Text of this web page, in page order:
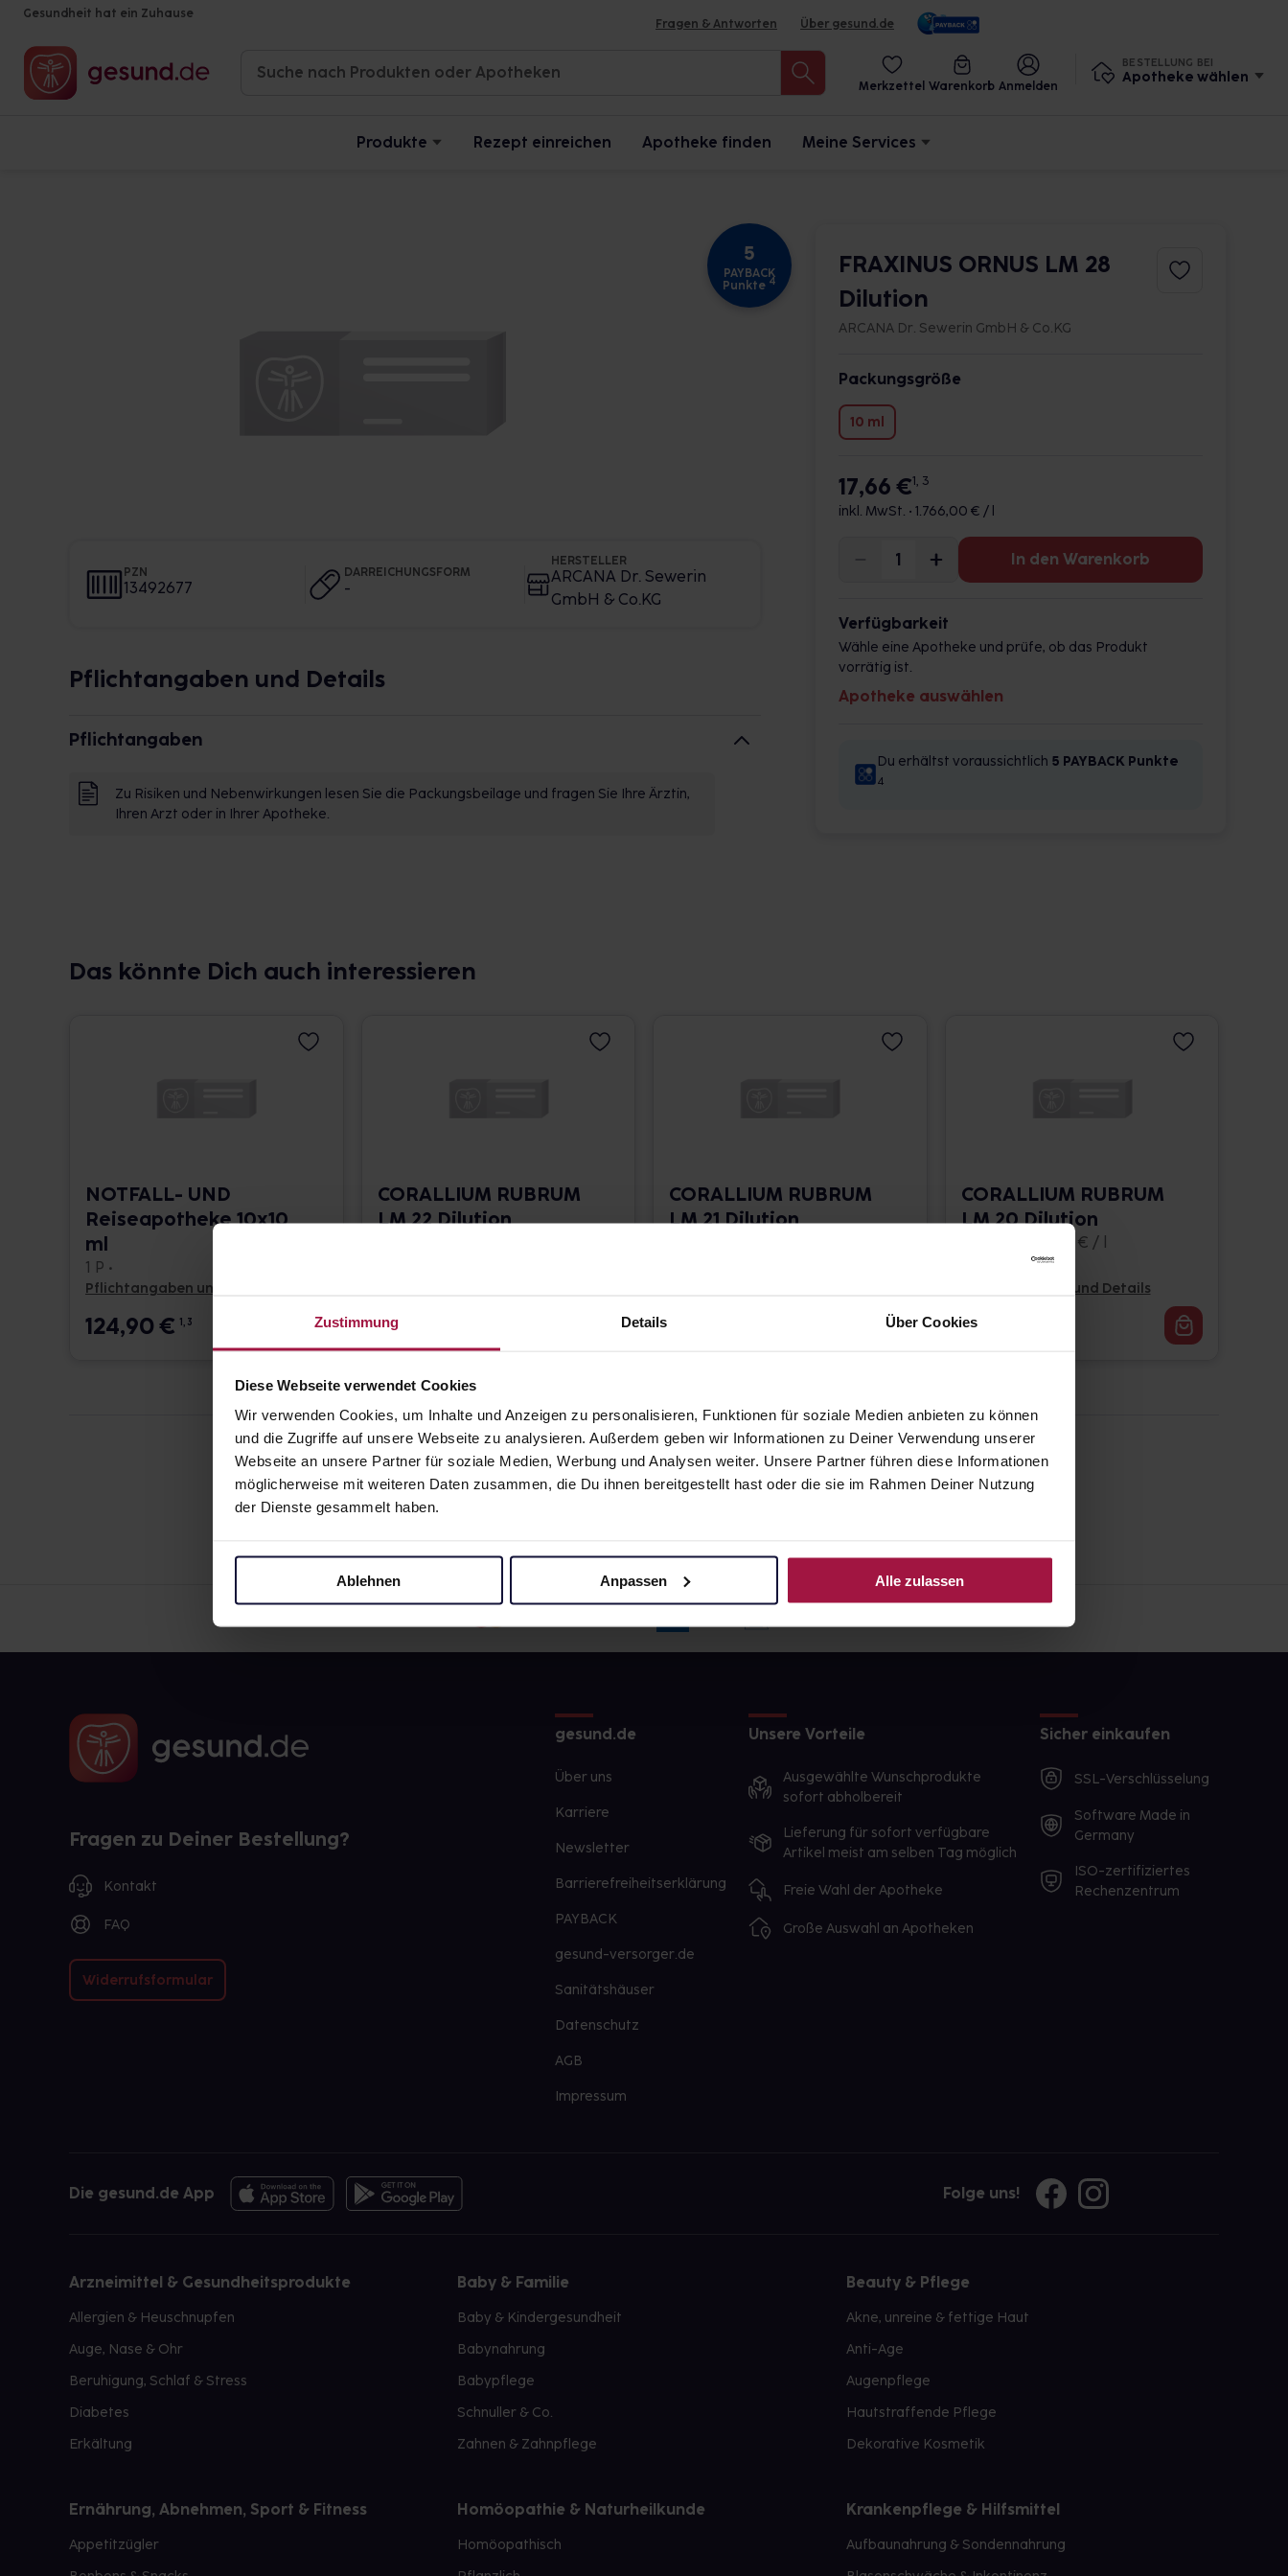
Zustimmung Details Über Cookies
Diese Webseite verwendet Cookies
Wir verwenden Cookies, um Inhalte und Anzeigen zu personalisieren, Funktionen für soziale Medien anbieten zu können
und die Zugriffe auf unsere Webseite zu analysieren. Außerdem geben wir Informationen zu Deiner Verwendung unserer
Webseite an unsere Partner für soziale Medien, Werbung und Analysen weiter. Unsere Partner führen diese Informationen
möglicherweise mit weiteren Daten zusammen, die Du ihnen bereitgestellt hast oder die sie im Rahmen Deiner Nutzung
der Dienste gesammelt haben.
Ablehnen Anpassen Alle zulassen
Gesundheit hat ein Zuhause
Fragen & Antworten Über gesund.de
Merkzettel Warenkorb Anmelden
BESTELLUNG BEI
Apotheke wählen
Produkte Rezept einreichen Apotheke finden Meine Services
5
PAYBACK
Punkte 4
PZN
13492677
DARREICHUNGSFORM
-
HERSTELLER
ARCANA Dr. Sewerin
GmbH & Co.KG
Pflichtangaben und Details
Pflichtangaben
Zu Risiken und Nebenwirkungen lesen Sie die Packungsbeilage und fragen Sie Ihre Ärztin,
Ihren Arzt oder in Ihrer Apotheke.
FRAXINUS ORNUS LM 28
Dilution
ARCANA Dr. Sewerin GmbH & Co.KG
Packungsgröße
10 ml
17,66 €1, 3
inkl. MwSt. • 1.766,00 € / l
In den Warenkorb
Verfügbarkeit
Wähle eine Apotheke und prüfe, ob das Produkt
vorrätig ist.
Apotheke auswählen
Du erhältst voraussichtlich 5 PAYBACK Punkte
4
Das könnte Dich auch interessieren
NOTFALL- UND
Reiseapotheke 10x10
ml
1 P •
Pflichtangaben und Details
124,90€ 1, 3
CORALLIUM RUBRUM
LM 22 Dilution
17,66
CORALLIUM RUBRUM
LM 21 Dilution
CORALLIUM RUBRUM
LM 20 Dilution
10 ml • 1.662,00 € / l
Pflichtangaben und Details
16,62
Fragen zu Deiner Bestellung?
Kontakt
FAQ
Widerrufsformular
gesund.de
Über uns
Karriere
Newsletter
Barrierefreiheitserklärung
PAYBACK
gesund-versorger.de
Sanitätshäuser
Datenschutz
AGB
Impressum
Unsere Vorteile
Ausgewählte Wunschprodukte
sofort abholbereit
Lieferung für sofort verfügbare
Artikel meist am selben Tag möglich
Freie Wahl der Apotheke
Große Auswahl an Apotheken
Sicher einkaufen
SSL-Verschlüsselung
Software Made in
Germany
ISO-zertifiziertes
Rechenzentrum
Die gesund.de App Folge uns!
Arzneimittel & Gesundheitsprodukte
Allergien & Heuschnupfen
Auge, Nase & Ohr
Beruhigung, Schlaf & Stress
Diabetes
Erkältung
Baby & Familie
Baby & Kindergesundheit
Babynahrung
Babypflege
Schnuller & Co.
Zahnen & Zahnpflege
Beauty & Pflege
Akne, unreine & fettige Haut
Anti-Age
Augenpflege
Hautstraffende Pflege
Dekorative Kosmetik
Ernährung, Abnehmen, Sport & Fitness
Appetitzügler
Homöopathie & Naturheilkunde
Homöopathisch
Krankenpflege & Hilfsmittel
Aufbaunahrung & Sondennahrung